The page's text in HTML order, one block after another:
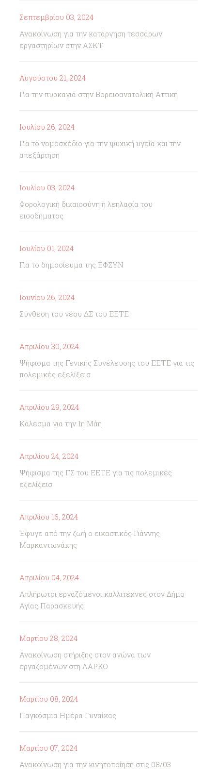
Σεπτεμβρίου 03, 2024
Ανακοίνωση για την κατάργηση τεσσάρων
εργαστηρίων στην ΑΣΚΤ
Αυγούστου 21, 2024
Για την πυρκαγιά στην Βορειοανατολική Αττική
Ιουλίου 26, 2024
Για το νομοσχέδιο για την ψυχική υγεία και την
απεξάρτηση
Ιουλίου 03, 2024
Φορολογική δικαιοσύνη ή λεηλασία του
εισοδήματος
Ιουλίου 01, 2024
Για το δημοσίευμα της ΕΦΣΥΝ
Ιουνίου 26, 2024
Σύνθεση του νέου ΔΣ του ΕΕΤΕ
Απριλίου 30, 2024
Ψήφισμα της Γενικής Συνέλευσης του ΕΕΤΕ για τις
πολεμικές εξελίξεισ
Απριλίου 29, 2024
Κάλεσμα για την 1η Μάη
Απριλίου 24, 2024
Ψήφισμα της ΓΣ του ΕΕΤΕ για τις πολεμικές
εξελίξεισ
Απριλίου 16, 2024
Έφυγε από την ζωή ο εικαστικός Γιάννης
Μαρκαντωνάκης
Απριλίου 04, 2024
Απλήρωτοι εργαζόμενοι καλλιτέχνες στον Δήμο
Αγίας Παρασκευής
Μαρτίου 28, 2024
Ανακοίνωση στήριξης στον αγώνα των
εργαζομένων στη ΛΑΡΚΟ
Μαρτίου 08, 2024
Παγκόσμια Ημέρα Γυναίκας
Μαρτίου 07, 2024
Ανακοίνωση για την κινητοποίηση στις 08/03